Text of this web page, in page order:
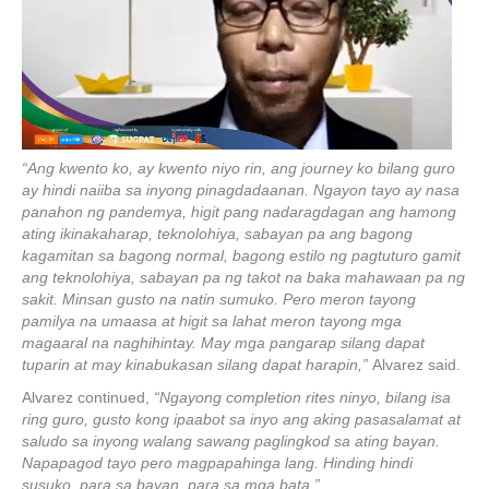
“Ang kwento ko, ay kwento niyo rin, ang journey ko bilang guro
ay hindi naiiba sa inyong pinagdadaanan. Ngayon tayo ay nasa
panahon ng pandemya, higit pang nadaragdagan ang hamong
ating ikinakaharap, teknolohiya, sabayan pa ang bagong
kagamitan sa bagong normal, bagong estilo ng pagtuturo gamit
ang teknolohiya, sabayan pa ng takot na baka mahawaan pa ng
sakit. Minsan gusto na natin sumuko. Pero meron tayong
pamilya na umaasa at higit sa lahat meron tayong mga
magaaral na naghihintay. May mga pangarap silang dapat
tuparin at may kinabukasan silang dapat harapin,” Alvarez said.
Alvarez continued, “Ngayong completion rites ninyo, bilang isa
ring guro, gusto kong ipaabot sa inyo ang aking pasasalamat at
saludo sa inyong walang sawang paglingkod sa ating bayan.
Napapagod tayo pero magpapahinga lang. Hinding hindi
susuko, para sa bayan, para sa mga bata.”